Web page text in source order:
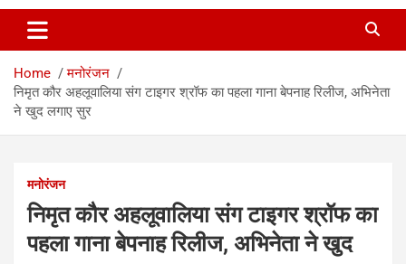
Home
मनोरंजन
निमृत कौर अहलूवालिया संग टाइगर श्रॉफ का पहला गाना बेपनाह रिलीज, अभिनेता
ने खुद लगाए सुर
मनोरंजन
निमृत कौर अहलूवालिया संग टाइगर श्रॉफ का
पहला गाना बेपनाह रिलीज, अभिनेता ने खुद